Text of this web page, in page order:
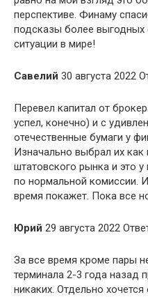
перспективе. Финаму
подсказы более выгодных
ситуации в мире!
Савелий 30 августа 2022
Перевел капитал от
успел, конечно) и с
отечественные бумаги у
Изначально выбрал их
штатовского рынка и это
по нормальной комиссии.
время покажет. Пока все
Юрий 29 августа 2022
За все время кроме пары
терминала 2-3 года
никаких. Отдельно хочется